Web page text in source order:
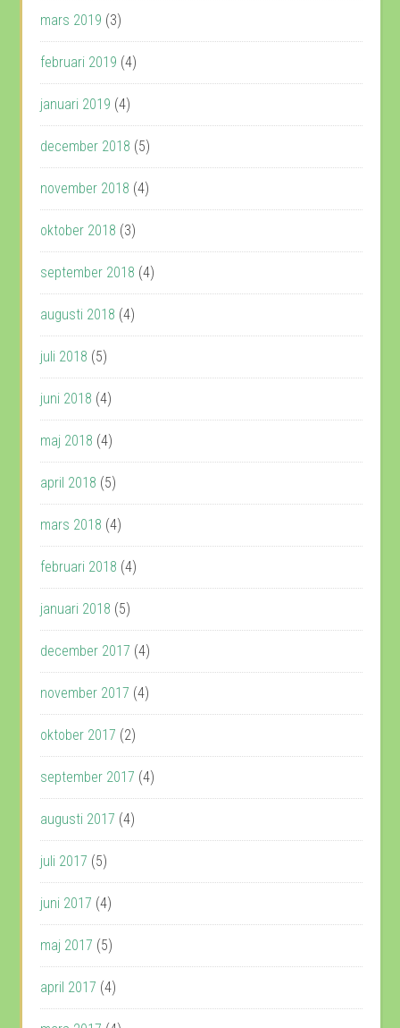
mars 2019 (3)
februari 2019 (4)
januari 2019 (4)
december 2018 (5)
november 2018 (4)
oktober 2018 (3)
september 2018 (4)
augusti 2018 (4)
juli 2018 (5)
juni 2018 (4)
maj 2018 (4)
april 2018 (5)
mars 2018 (4)
februari 2018 (4)
januari 2018 (5)
december 2017 (4)
november 2017 (4)
oktober 2017 (2)
september 2017 (4)
augusti 2017 (4)
juli 2017 (5)
juni 2017 (4)
maj 2017 (5)
april 2017 (4)